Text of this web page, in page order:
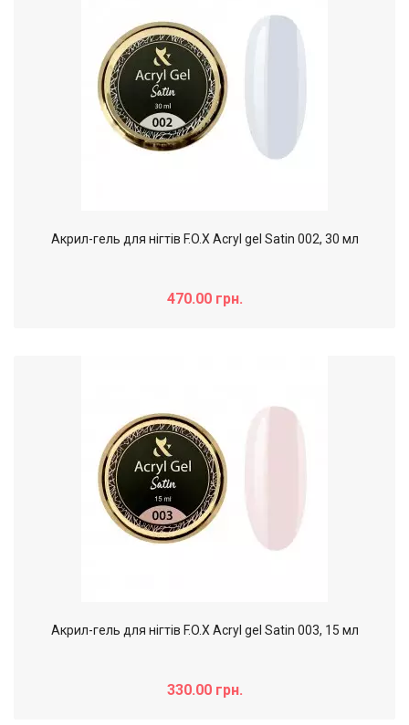
Акрил-гель для нігтів F.O.X Acryl gel Satin 002, 30 мл
470.00 грн.
Акрил-гель для нігтів F.O.X Acryl gel Satin 003, 15 мл
330.00 грн.